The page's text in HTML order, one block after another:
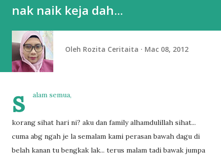
nak naik keja dah...
Oleh Rozita Ceritaita Mac 08, 2012
s alam semua,
korang sihat hari ni? aku dan family alhamdulillah sihat...
cuma abg ngah je la semalam kami perasan bawah dagu di
belah kanan tu bengkak lak... terus malam tadi bawak jumpa